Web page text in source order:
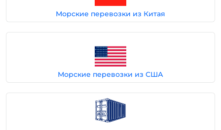
Морские перевозки из Китая
Морские перевозки из США